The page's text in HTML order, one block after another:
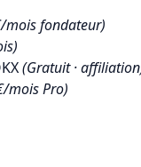
mois fondateur)
(Gratuit ·
mois Pro)